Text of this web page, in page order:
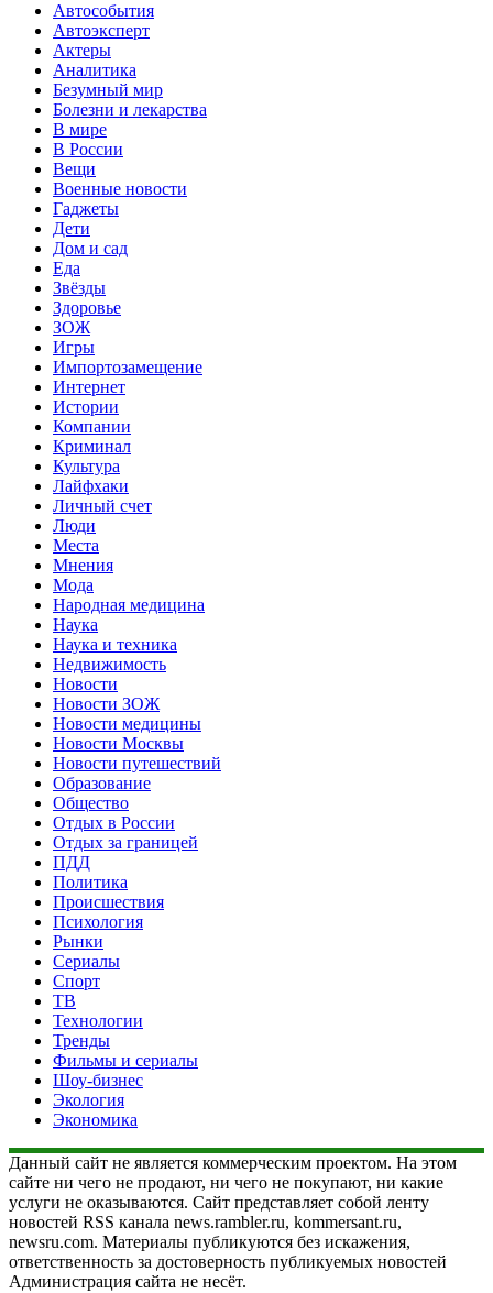
Автособытия
Автоэксперт
Актеры
Аналитика
Безумный мир
Болезни и лекарства
В мире
В России
Вещи
Военные новости
Гаджеты
Дети
Дом и сад
Еда
Звёзды
Здоровье
ЗОЖ
Игры
Импортозамещение
Интернет
Истории
Компании
Криминал
Культура
Лайфхаки
Личный счет
Люди
Места
Мнения
Мода
Народная медицина
Наука
Наука и техника
Недвижимость
Новости
Новости ЗОЖ
Новости медицины
Новости Москвы
Новости путешествий
Образование
Общество
Отдых в России
Отдых за границей
ПДД
Политика
Происшествия
Психология
Рынки
Сериалы
Спорт
ТВ
Технологии
Тренды
Фильмы и сериалы
Шоу-бизнес
Экология
Экономика
Данный сайт не является коммерческим проектом. На этом
сайте ни чего не продают, ни чего не покупают, ни какие
услуги не оказываются. Сайт представляет собой ленту
новостей RSS канала news.rambler.ru, kommersant.ru,
newsru.com. Материалы публикуются без искажения,
ответственность за достоверность публикуемых новостей
Администрация сайта не несёт.